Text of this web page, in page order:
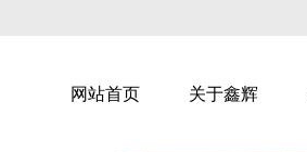
关于鑫辉
网站首页